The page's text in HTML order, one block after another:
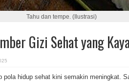
Tahu dan tempe. (Ilustrasi)
Gizi Sehat yang
pola hidup sehat kini semakin meningkat.